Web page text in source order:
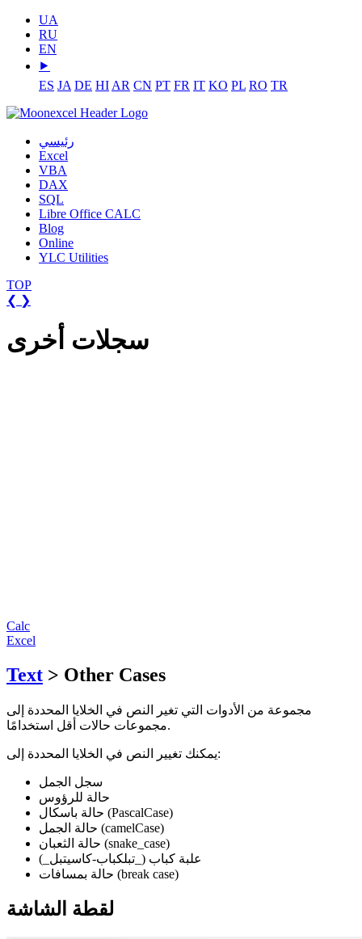
UA
RU
EN
⯈
ES JA DE HI AR CN PT FR IT KO PL RO TR
رئيسي
Excel
VBA
DAX
SQL
Libre Office CALC
Blog
Online
YLC Utilities
TOP
❮ ❯
سجلات أخرى
Calc
Excel
Text > Other Cases
مجموعة من الأدوات التي تغير النص في الخلايا المحددة إلى
مجموعات حالات أقل استخدامًا.
يمكنك تغيير النص في الخلايا المحددة إلى:
سجل الجمل
حالة للرؤوس
حالة باسكال (PascalCase)
حالة الجمل (camelCase)
حالة الثعبان (snake_case)
علبة كباب (_تبلكباب-كاسيتبل_)
حالة بمسافات (break case)
لقطة الشاشة